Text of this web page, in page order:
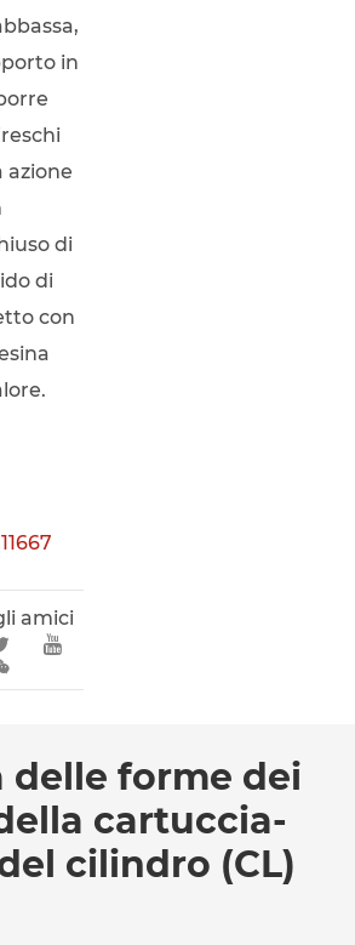
in
azione
di
di
con
amici

delle forme dei
cartuccia-
cilindro (CL)